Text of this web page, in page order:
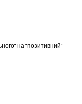
на “позитивний”